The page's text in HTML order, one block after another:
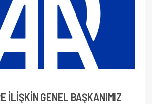
İLİŞKİN GENEL BAŞKANIMIZ